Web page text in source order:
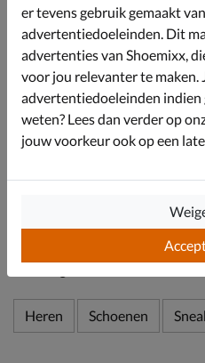
voor optimale demping
is het voetbed uitneembaar
zonder problemen gebruikt
Afgewerkt met een
schokabsorberende
lopen verdeeld. Daarnaast
grip.
Specificaties
Over Floris van Bommel
Bekijk meer
Heren Schoenen
er tevens gebruik gemaakt
advertentiedoeleinden. Dit
advertenties van Shoemixx,
voor jou relevanter te maken.
advertentiedoeleinden indien
weten? Lees dan verder op
jouw voorkeur ook op een